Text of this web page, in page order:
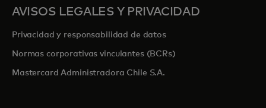
AVISOS LEGALES Y PRIVACIDAD
Privacidad y responsabilidad de datos
Normas corporativas vinculantes (BCRs)
Mastercard Administradora Chile S.A.